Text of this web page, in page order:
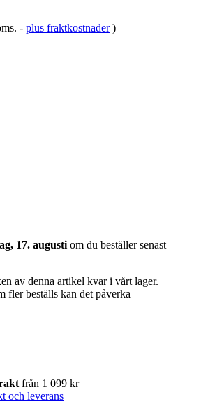
- plus fraktkostnader )
17. augusti om du beställer senast
av denna artikel kvar i vårt lager.
fler beställs kan det påverka
från 1 099 kr
och leverans